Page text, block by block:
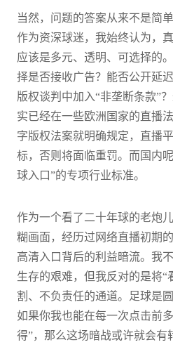
当然，问题的答案从来不是简单
作为资深球迷，我始终认为，
应该是多元、透明、可选择的
择是否接收广告？能否公开延
版权谈判中加入“非垄断条款”
实已经在一些欧洲国家的直播
字版权法案就明确规定，直播
标，否则将面临重罚。而国内
球入口”的专项行业标准。
作为一个看了二十年球的老炮
糊画面，经历过网络直播初期
高清入口背后的利益暗流。我
生存的艰难，但我反对的是将“
割、不负责任的通道。足球是
如果你我也能在每一次点击前
得”，那么这场暗战或许就会有